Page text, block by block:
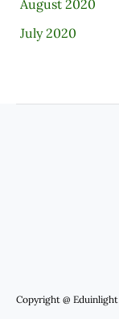
August 2020
July 2020
Copyright @ Eduinlight